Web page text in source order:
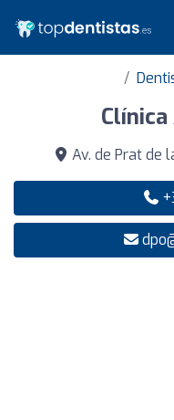
Av. de Prat de